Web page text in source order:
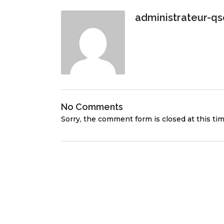
administrateur-
No Comments
Sorry, the comment form is closed at this